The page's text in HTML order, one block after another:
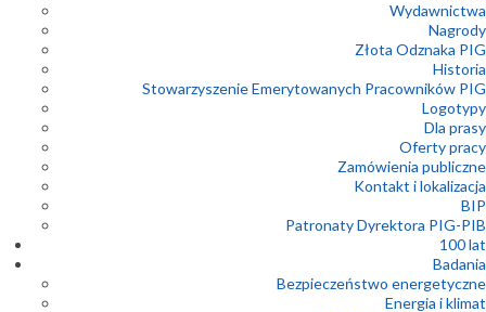
Wydawnictwa
Nagrody
Złota Odznaka PIG
Historia
Stowarzyszenie Emerytowanych Pracowników PIG
Logotypy
Dla prasy
Oferty pracy
Zamówienia publiczne
Kontakt i lokalizacja
BIP
Patronaty Dyrektora PIG-PIB
100 lat
Badania
Bezpieczeństwo energetyczne
Energia i klimat